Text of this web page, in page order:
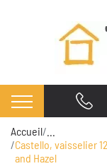
Accueil
Castello, vaisselier
and Hazel